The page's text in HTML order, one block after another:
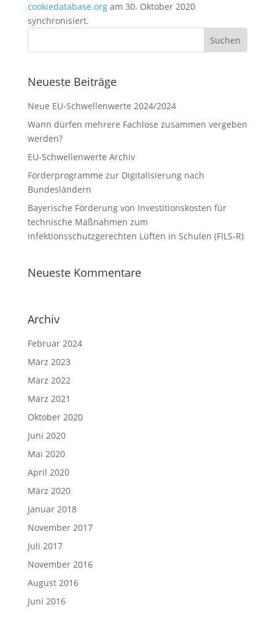
cookiedatabase.orgam 30. Oktober 2020
synchronisiert.
Neueste Beiträge
Neue EU-Schwellenwerte 2024/2024
Wann dürfen mehrere Fachlose zusammen vergeben
werden?
EU-Schwellenwerte Archiv
Förderprogramme zur Digitalisierung nach
Bundesländern
Bayerische Förderung von Investitionskosten für
technische Maßnahmen zum
infektionsschutzgerechten Lüften in Schulen (FILS-R)
Neueste Kommentare
Archiv
Februar 2024
März 2023
März 2022
März 2021
Oktober 2020
Juni 2020
Mai 2020
April 2020
März 2020
Januar 2018
November 2017
Juli 2017
November 2016
August 2016
Juni 2016